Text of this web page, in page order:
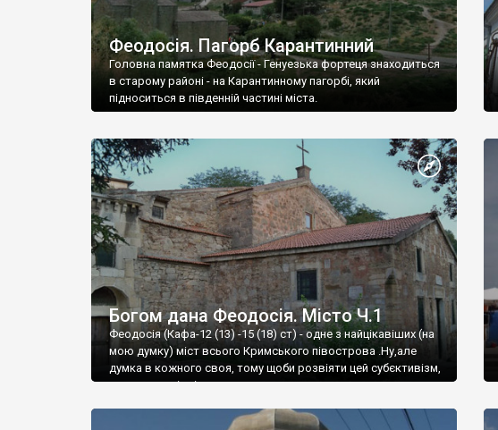
Феодосія. Пагорб Карантинний
Головна памятка Феодосії - Генуезька фортеця знаходиться
в старому районі - на Карантинному пагорбі, який
підноситься в південній частині міста.
Богом дана Феодосія. Місто Ч.1
Феодосія (Кафа-12 (13) -15 (18) ст) - одне з найцікавіших (на
мою думку) міст всього Кримського півострова .Ну,але
думка в кожного своя, тому щоби розвіяти цей субєктивізм,
запрошую відвідати це